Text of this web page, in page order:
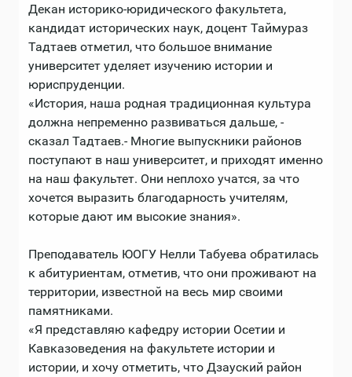
Декан историко-юридического факультета,
кандидат исторических наук, доцент Таймураз
Тадтаев отметил, что большое внимание
университет уделяет изучению истории и
юриспруденции.
«История, наша родная традиционная культура
должна непременно развиваться дальше, -
сказал Тадтаев.- Многие выпускники районов
поступают в наш университет, и приходят именно
на наш факультет. Они неплохо учатся, за что
хочется выразить благодарность учителям,
которые дают им высокие знания».
Преподаватель ЮОГУ Нелли Табуева обратилась
к абитуриентам, отметив, что они проживают на
территории, известной на весь мир своими
памятниками.
«Я представляю кафедру истории Осетии и
Кавказоведения на факультете истории и
истории, и хочу отметить, что Дзауский район